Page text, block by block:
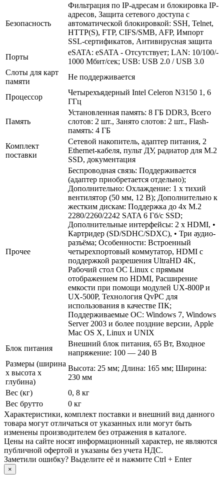
Безопасность
Фильтрация по IP-адресам и блокировка IP-
адресов, Защита сетевого доступа с
автоматической блокировкой: SSH, Telnet,
HTTP(S), FTP, CIFS/­SMB, AFP, Импорт
SSL-сертификатов, Антивирусная защита
Порты
eSATA: eSATA - Отсутствует; LAN: 10/­100/­
1000 Мбит/­сек; USB: USB 2.0 /­ USB 3.0
Слоты для карт
памяти
Не поддерживается
Процессор
Четырехъядерный Intel Celeron N3150 1, 6
ГГц
Память
Установленная память: 8 ГБ DDR3, Всего
слотов: 2 шт., Занято слотов: 2 шт., Flash-
память: 4 ГБ
Комплект
поставки
Сетевой накопитель, адаптер питания, 2
Ethernet-кабеля, пульт ДУ, радиатор для M.2
SSD, документация
Прочее
Беспроводная связь: Поддерживается
(адаптер приобретается отдельно);
Дополнительно: Охлаждение: 1 х тихий
вентилятор (50 мм, 12 В); Дополнительно к
жестким дискам: Поддержка до 4x M.2
2280/­2260/­2242 SATA 6 Гб/­с SSD;
Дополнительные интерфейсы: 2 x HDMI, •
Картридер (SD/­SDHC/­SDXC), • Три аудио-
разъёма; Особенности: Встроенный
четырехпортовый коммутатор, HDMI с
поддержкой разрешения UltraHD 4K,
Рабочий стол ОС Linux с прямым
отображением по HDMI, Расширение
емкости при помощи модулей UX-800P и
UX-500P, Технология QvPC для
использования в качестве ПК;
Поддерживаемые ОС: Windows 7, Windows
Server 2003 и более поздние версии, Apple
Mac OS X, Linux и UNIX
Блок питания
Внешний блок питания, 65 Вт, Входное
напряжение: 100 — 240 В
Размеры (ширина
х высота х
глубина)
Высота: 25 мм; Длина: 165 мм; Ширина:
230 мм
Вес (кг)
0, 8 кг
Вес брутто
0 кг
Xарактеристики, комплект поставки и внешний вид данного
товара могут отличаться от указанных или могут быть
изменены производителем без отражения в каталоге.
Цены на сайте носят информационный характер, не являются
публичной офертой и указаны без учета НДС.
Заметили ошибку? Выделите её и нажмите Ctrl + Enter
×